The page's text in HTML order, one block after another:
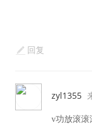
回复
zyl1355
v功放滚滚